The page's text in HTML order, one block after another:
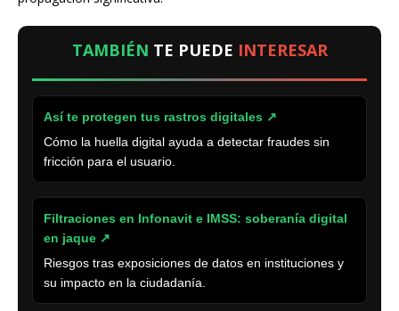
TAMBIÉN TE PUEDE INTERESAR
Así te protegen tus rastros digitales ↗
Cómo la huella digital ayuda a detectar fraudes sin
fricción para el usuario.
Filtraciones en Infonavit e IMSS: soberanía digital
en jaque ↗
Riesgos tras exposiciones de datos en instituciones y
su impacto en la ciudadanía.